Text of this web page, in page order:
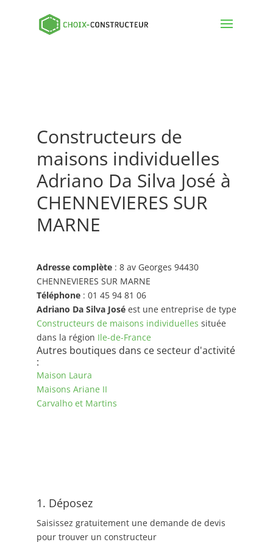
Constructeurs de
maisons individuelles
Adriano Da Silva José à
CHENNEVIERES SUR
MARNE
Adresse complète: 8 av Georges 94430
CHENNEVIERES SUR MARNE
Téléphone: 01 45 94 81 06
Adriano Da Silva Joséest une entreprise de type
Constructeurs de maisons individuelles située
dans la région Ile-de-France
Autres boutiques dans ce secteur d'activité
:
Maison Laura
Maisons Ariane II
Carvalho et Martins
1. Déposez
Saisissez gratuitement une demande de devis
pour trouver un constructeur